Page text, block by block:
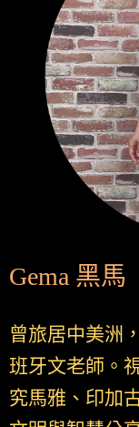
Gema 黑馬
曾旅居中美洲
班牙文老師。
究馬雅、印加